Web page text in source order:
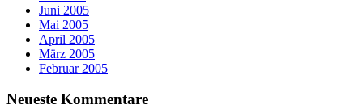
Juni 2005
Mai 2005
April 2005
März 2005
Februar 2005
Neueste Kommentare